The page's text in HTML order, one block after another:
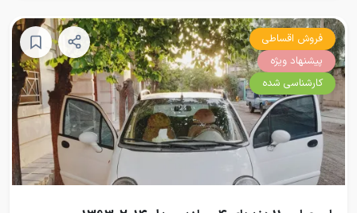
فروش اقساطی
پیشنهاد ویژه
کارشناسی شده